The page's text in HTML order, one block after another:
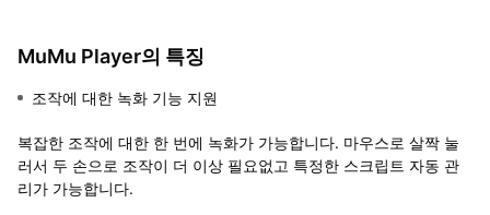
MuMu Player의 특징
조작에 대한 녹화 기능 지원
복잡한 조작에 대한 한 번에 녹화가 가능합니다. 마우스로 살짝 눌
러서 두 손으로 조작이 더 이상 필요없고 특정한 스크립트 자동 관
리가 가능합니다.